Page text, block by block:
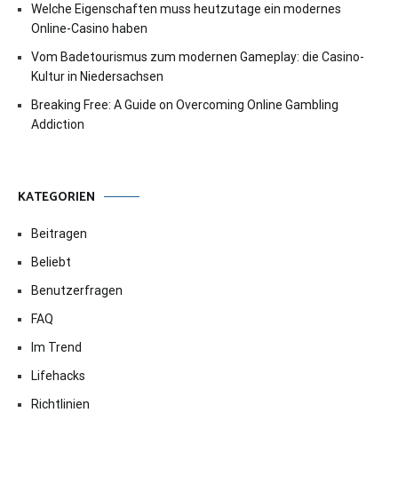
Welche Eigenschaften muss heutzutage ein modernes
Online-Casino haben
Vom Badetourismus zum modernen Gameplay: die Casino-
Kultur in Niedersachsen
Breaking Free: A Guide on Overcoming Online Gambling
Addiction
KATEGORIEN
Beitragen
Beliebt
Benutzerfragen
FAQ
Im Trend
Lifehacks
Richtlinien